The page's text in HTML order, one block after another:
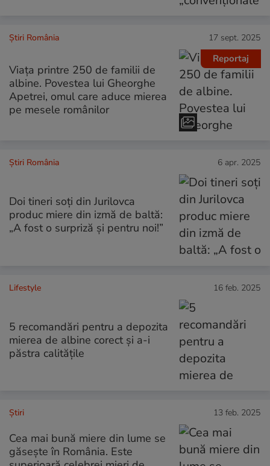
Reportaj
Știri România 17 sept. 2025
Viața printre 250 de familii de
albine. Povestea lui Gheorghe
Apetrei, omul care aduce mierea
pe mesele românilor
Știri România 6 apr. 2025
Doi tineri soți din Jurilovca
produc miere din izmă de baltă:
„A fost o surpriză și pentru noi!”
Lifestyle 16 feb. 2025
5 recomandări pentru a depozita
mierea de albine corect și a-i
păstra calitățile
Ştiri 13 feb. 2025
Cea mai bună miere din lume se
găsește în România. Este